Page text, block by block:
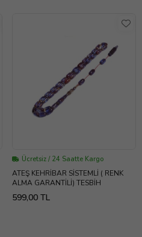
Ücretsiz / 24 Saatte Kargo
ATEŞ KEHRİBAR SİSTEMLİ ( RENK
ALMA GARANTİLİ) TESBİH
599,00 TL